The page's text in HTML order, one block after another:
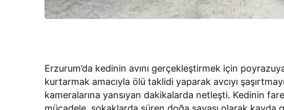
Erzurum’da kedinin avını gerçekleştirmek için
kurtarmak amacıyla ölü taklidi yaparak avcıyı
kameralarına yansıyan dakikalarda netleşti. Kedinin